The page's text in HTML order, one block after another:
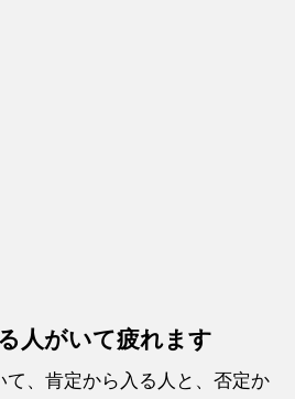
人がいて疲れます
て、肯定から入る人と、否定か